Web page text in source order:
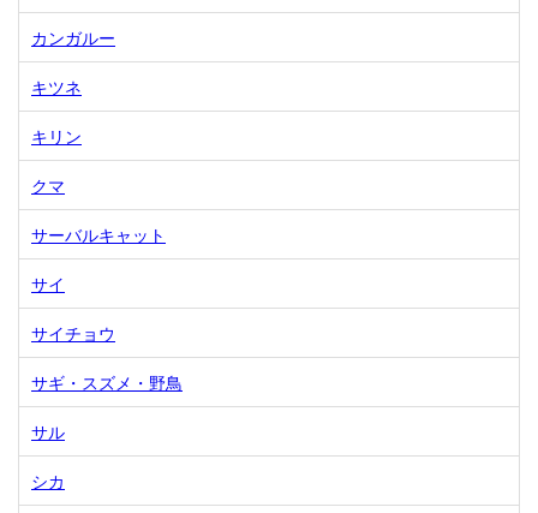
カンガルー
キツネ
キリン
クマ
サーバルキャット
サイ
サイチョウ
サギ・スズメ・野鳥
サル
シカ